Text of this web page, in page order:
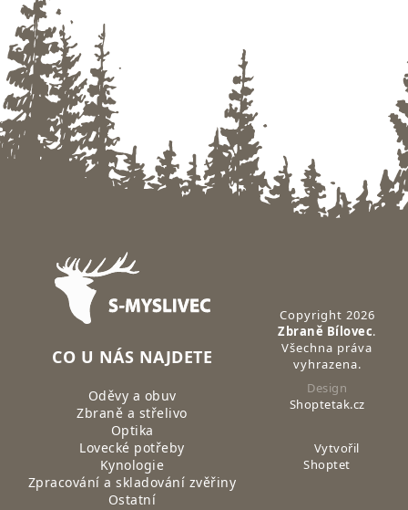
Zápatí
CO U NÁS NAJDETE
Oděvy a obuv
Zbraně a střelivo
Optika
Lovecké potřeby
Kynologie
Zpracování a skladování zvěřiny
Ostatní
Copyright 2026
Zbraně Bílovec.
Všechna práva
vyhrazena.
Design
Shoptetak.cz
Vytvořil
Shoptet